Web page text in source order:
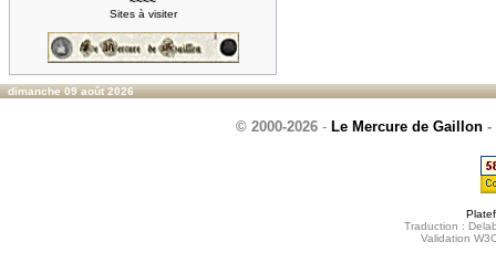
Sites à visiter
dimanche 09 août 2026
© 2000-2026 - Le Mercure de Gaillon -
Traduction :
Validation